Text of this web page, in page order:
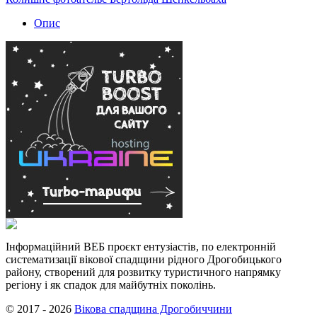
Опис
Інформаційний ВЕБ проєкт ентузіастів, по електронній
систематизації вікової спадщини рідного Дрогобицького
району, створений для розвитку туристичного напрямку
регіону і як спадок для майбутніх поколінь.
© 2017 - 2026 Вікова спадщина Дрогобиччини